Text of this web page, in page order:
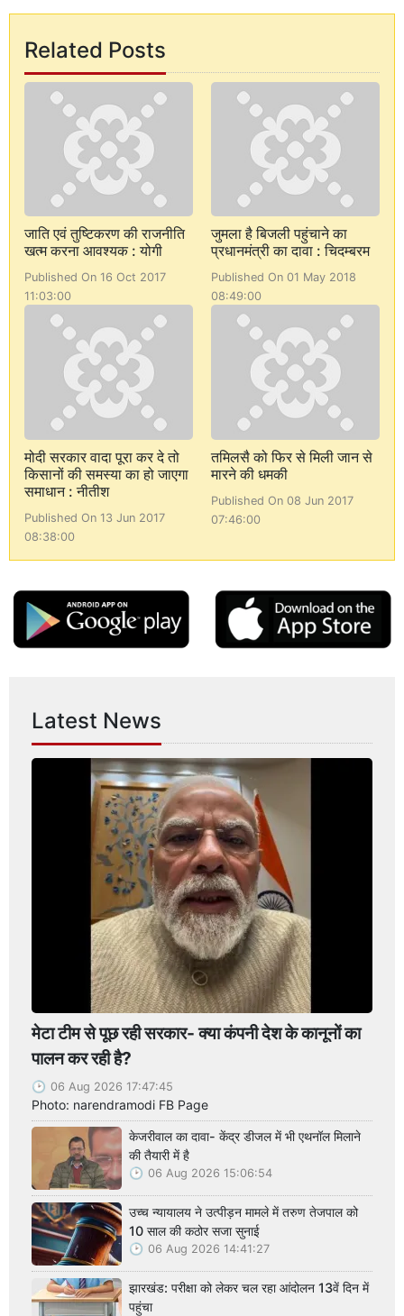
Related Posts
जाति एवं तुष्टिकरण की राजनीति
खत्म करना आवश्यक : योगी
Published On 16 Oct 2017
11:03:00
जुमला है बिजली पहुंचाने का
प्रधानमंत्री का दावा : चिदम्बरम
Published On 01 May 2018
08:49:00
मोदी सरकार वादा पूरा कर दे तो
किसानों की समस्या का हो जाएगा
समाधान : नीतीश
Published On 13 Jun 2017
08:38:00
तमिलसै को फिर से मिली जान से
मारने की धमकी
Published On 08 Jun 2017
07:46:00
Latest News
मेटा टीम से पूछ रही सरकार- क्या कंपनी देश के कानूनों का
पालन कर रही है?
06 Aug 2026 17:47:45
Photo: narendramodi FB Page
केजरीवाल का दावा- केंद्र डीजल में भी एथनॉल मिलाने
की तैयारी में है
06 Aug 2026 15:06:54
उच्च न्यायालय ने उत्पीड़न मामले में तरुण तेजपाल को
10 साल की कठोर सजा सुनाई
06 Aug 2026 14:41:27
झारखंड: परीक्षा को लेकर चल रहा आंदोलन 13वें दिन में
पहुंचा